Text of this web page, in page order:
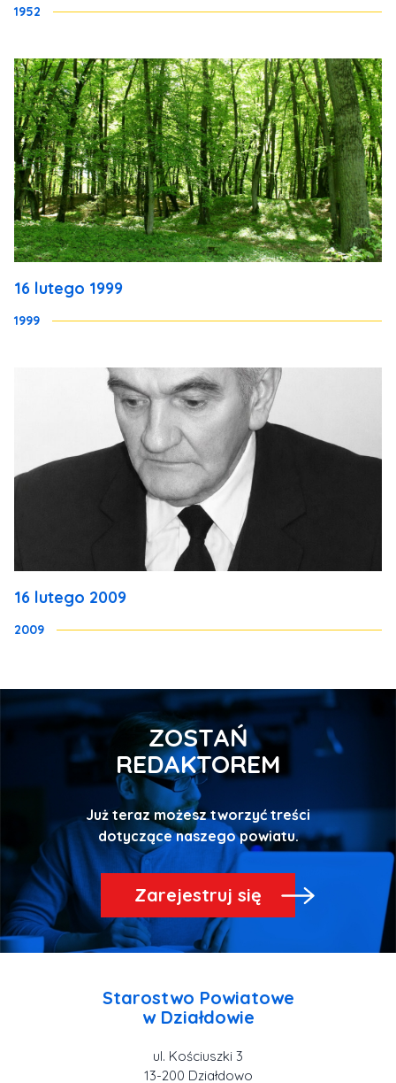
1952
16 lutego 1999
1999
16 lutego 2009
2009
ZOSTAŃ
REDAKTOREM
Już teraz możesz tworzyć treści
dotyczące naszego powiatu.
Zarejestruj się
Starostwo Powiatowe
ul. Kościuszki 3